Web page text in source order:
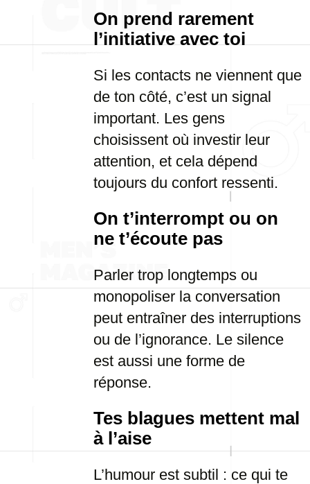
On prend rarement
l’initiative avec toi
Si les contacts ne viennent que
de ton côté, c’est un signal
important. Les gens
choisissent où investir leur
attention, et cela dépend
toujours du confort ressenti.
On t’interrompt ou on
ne t’écoute pas
Parler trop longtemps ou
monopoliser la conversation
peut entraîner des interruptions
ou de l’ignorance. Le silence
est aussi une forme de
réponse.
Tes blagues mettent mal
à l’aise
L’humour est subtil : ce qui te